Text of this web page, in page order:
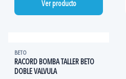
Ver producto
BETO
RACORD BOMBA TALLER BETO
DOBLE VALVULA